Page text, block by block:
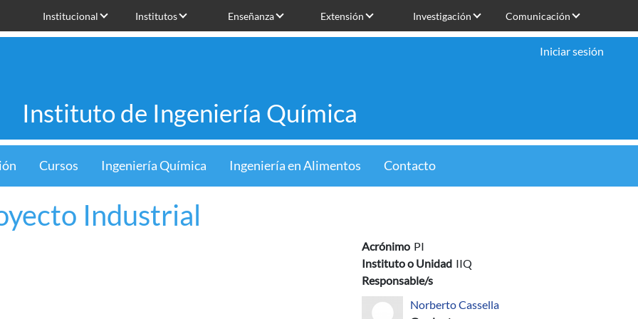
Institucional Institutos Enseñanza Extensión Investigación Comunicación
Instituto de Ingeniería Química
Iniciar sesión
Cursos Ingeniería Química Ingeniería en Alimentos Contacto
Industrial
Acrónimo PI
Instituto o Unidad IIQ
Responsable/s
Norberto Cassella